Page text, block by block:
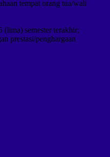
tempat orang tua/wali
(lima) semester terakhir;
prestasi/penghargaan